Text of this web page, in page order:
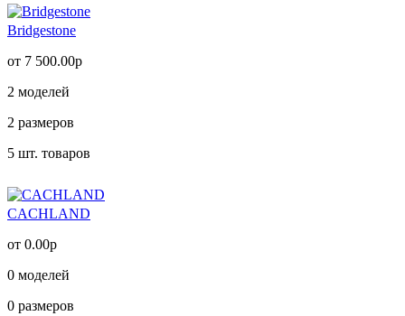
Bridgestone
от 7 500.00р
2 моделей
2 размеров
5 шт. товаров
CACHLAND
от 0.00р
0 моделей
0 размеров